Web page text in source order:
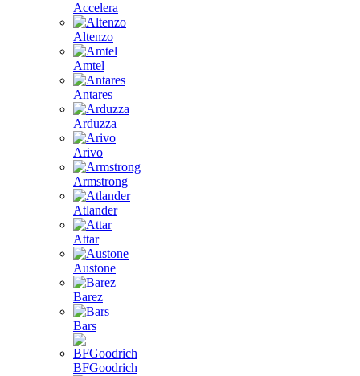
Accelera
Altenzo
Amtel
Antares
Arduzza
Arivo
Armstrong
Atlander
Attar
Austone
Barez
Bars
BFGoodrich